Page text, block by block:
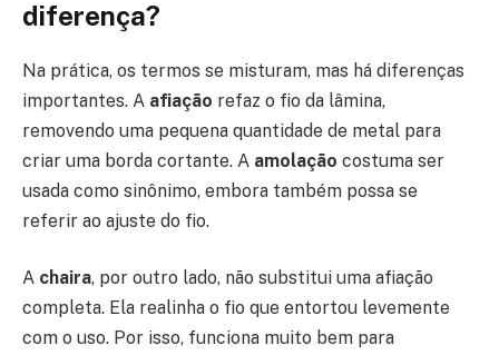
diferença?
Na prática, os termos se misturam, mas há diferenças
importantes. A afiação refaz o fio da lâmina,
removendo uma pequena quantidade de metal para
criar uma borda cortante. A amolação costuma ser
usada como sinônimo, embora também possa se
referir ao ajuste do fio.
A chaira, por outro lado, não substitui uma afiação
completa. Ela realinha o fio que entortou levemente
com o uso. Por isso, funciona muito bem para